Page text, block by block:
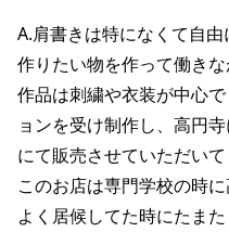
A.肩書きは特になくて自由
作りたい物を作って働きな
作品は刺繍や衣装が中心
ョンを受け制作し、高円
にて販売させていただいて
このお店は専門学校の時
よく居候してた時にたま